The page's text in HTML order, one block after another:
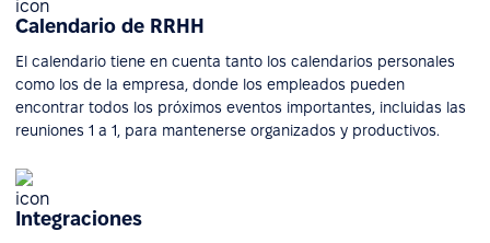
Calendario de RRHH
El calendario tiene en cuenta tanto los calendarios personales
como los de la empresa, donde los empleados pueden
encontrar todos los próximos eventos importantes, incluidas las
reuniones 1 a 1, para mantenerse organizados y productivos.
Integraciones